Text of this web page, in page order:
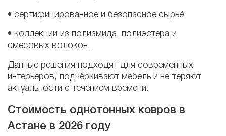
• сертифицированное и безопасное сырьё;
• коллекции из полиамида, полиэстера и
смесовых волокон.
Данные решения подходят для современных
интерьеров, подчёркивают мебель и не теряют
актуальности с течением времени.
Стоимость однотонных ковров в
Астане в 2026 году